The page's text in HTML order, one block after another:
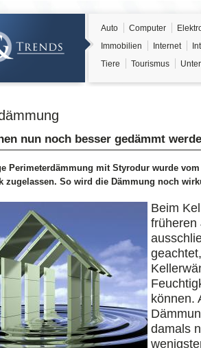
Auto Computer
Immobilien
Internet
Tiere
Tourismus
nun noch besser gedämmt
Perimeterdämmung mit Styrodur wurde
zugelassen. So wird die Dämmung noch
Beim
früheren
können.
damals